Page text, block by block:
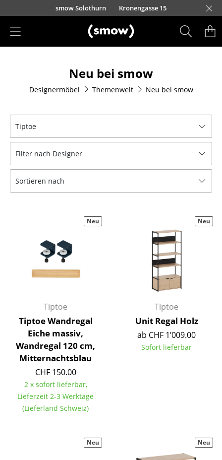
Direkt zum Inhaltsmow Solothurn Kronengasse 15
Esszimmerstühle
Sofas
Sessel
Loungesessel
Stühle
Freischwinger
Bänke & Liegen
Sitzsäcke
Kinderstühle
Schaukelstühle
Bürodrehstühle
Konferenzstühle
Bürosessel
Einzelteile
Neu bei smow
Designermöbel Themenwelt Neu bei smow
Tiptoe
Filter nach Designer
Sortieren nach
Tiptoe
Tiptoe Wandregal
Eiche massiv,
Wandregal 120 cm,
Mitternachtsblau
CHF 150.00
2 x sofort lieferbar,
Lieferzeit 2-3 Werktage
(Lieferland Schweiz)
Neu
Tiptoe
Unit Regal Holz
ab CHF 1’009.00
Sofort lieferbar
Neu
Neu Neu